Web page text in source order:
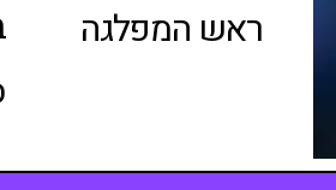
ראש המפלגה